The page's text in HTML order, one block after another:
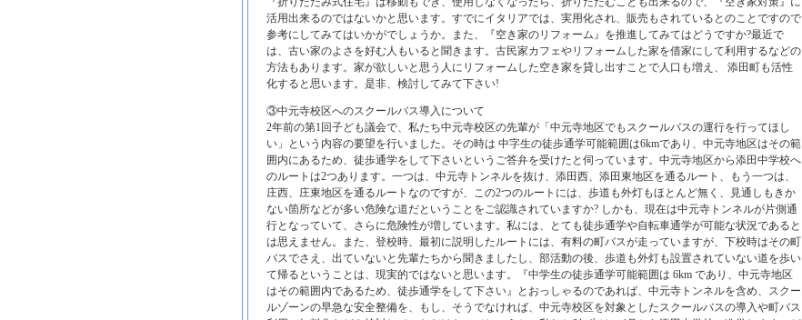
活用出来るのではないかと思います。すでにイタリアでは、実用化され、販売もされているとのことですので
参考にしてみてはいかがでしょうか。また、『空き家のリフォーム』を推進してみてはどうですか?最近で
は、古い家のよさを好む人もいると聞きます。古民家カフェやリフォームした家を借家にして利用するなどの
方法もあります。家が欲しいと思う人にリフォームした空き家を貸し出すことで人口も増え、 添田町も活性
化すると思います。是非、検討してみて下さい!
③中元寺校区へのスクールバス導入について
2年前の第1回子ども議会で、私たち中元寺校区の先輩が「中元寺地区でもスクールバスの運行を行ってほし
い」という内容の要望を行いました。その時は 中字生の徒歩通学可能範囲は6kmであり、中元寺地区はその範
囲内にあるため、徒歩通学をして下さいというご答弁を受けたと伺っています。中元寺地区から添田中学校へ
のルートは2つあります。一つは、中元寺トンネルを抜け、添田西、添田東地区を通るルート、もう一つは、
庄西、庄東地区を通るルートなのですが、この2つのルートには、歩道も外灯もほとんど無く、見通しもきか
ない箇所などが多い危険な道だということをご認識されていますか? しかも、現在は中元寺トンネルが片側通
行となっていて、さらに危険性が増しています。私には、とても徒歩通学や自転車通学が可能な状況であると
は思えません。また、登校時、最初に説明したルートには、有料の町バスが走っていますが、下校時はその町
バスでさえ、出ていないと先輩たちから聞きましたし、部活動の後、歩道も外灯も設置されていない道を歩い
て帰るということは、現実的ではないと思います。『中学生の徒歩通学可能範囲は 6km であり、中元寺地区
はその範囲内であるため、徒歩通学をして下さい』とおっしゃるのであれば、中元寺トンネルを含め、スクー
ルゾーンの早急な安全整備を、もし、そうでなければ、中元寺校区を対象としたスクールバスの導入や町バス